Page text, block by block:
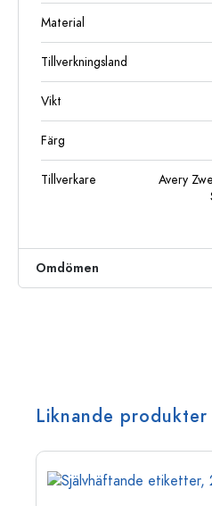
Material
Tillverkningsland
Vikt
Färg
Tillverkare
Avery
Omdömen
Liknande produkter